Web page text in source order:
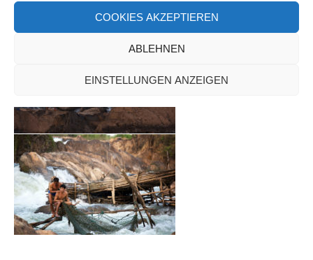
COOKIES AKZEPTIEREN
ABLEHNEN
EINSTELLUNGEN ANZEIGEN